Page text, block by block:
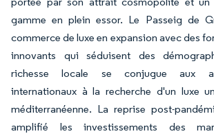
gamme en plein essor. Le Passeig de
commerce de luxe en expansion avec des
innovants qui séduisent des
richesse locale se conjugue aux
internationaux à la recherche d'un luxe
méditerranéenne. La reprise post-
amplifié les investissements des